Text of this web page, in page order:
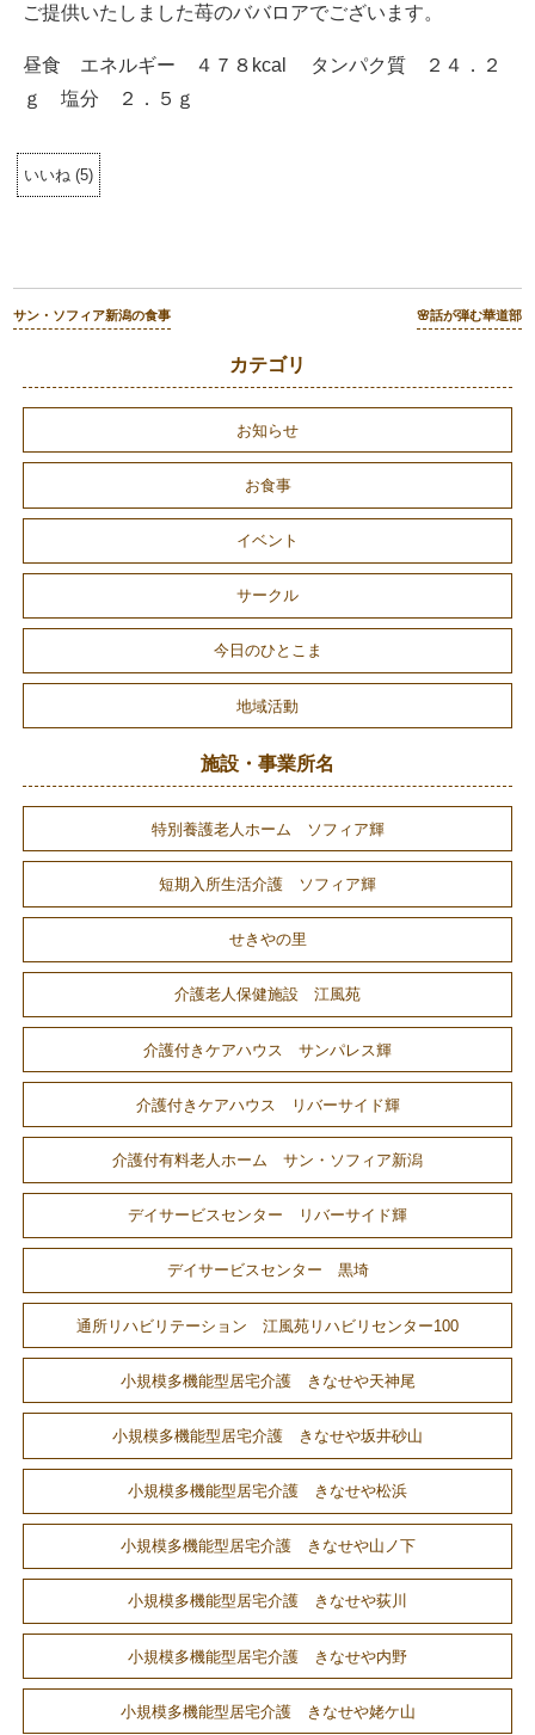
ご提供いたしました苺のババロアでございます。
昼食 エネルギー ４７８kcal タンパク質 ２４．２
ｇ 塩分 ２．５ｇ
いいね (5)
サン・ソフィア新潟の食事 🌸話が弾む華道部
カテゴリ
お知らせ
お食事
イベント
サークル
今日のひとこま
地域活動
施設・事業所名
特別養護老人ホーム ソフィア輝
短期入所生活介護 ソフィア輝
せきやの里
介護老人保健施設 江風苑
介護付きケアハウス サンパレス輝
介護付きケアハウス リバーサイド輝
介護付有料老人ホーム サン・ソフィア新潟
デイサービスセンター リバーサイド輝
デイサービスセンター 黒埼
通所リハビリテーション 江風苑リハビリセンター100
小規模多機能型居宅介護 きなせや天神尾
小規模多機能型居宅介護 きなせや坂井砂山
小規模多機能型居宅介護 きなせや松浜
小規模多機能型居宅介護 きなせや山ノ下
小規模多機能型居宅介護 きなせや荻川
小規模多機能型居宅介護 きなせや内野
小規模多機能型居宅介護 きなせや姥ケ山